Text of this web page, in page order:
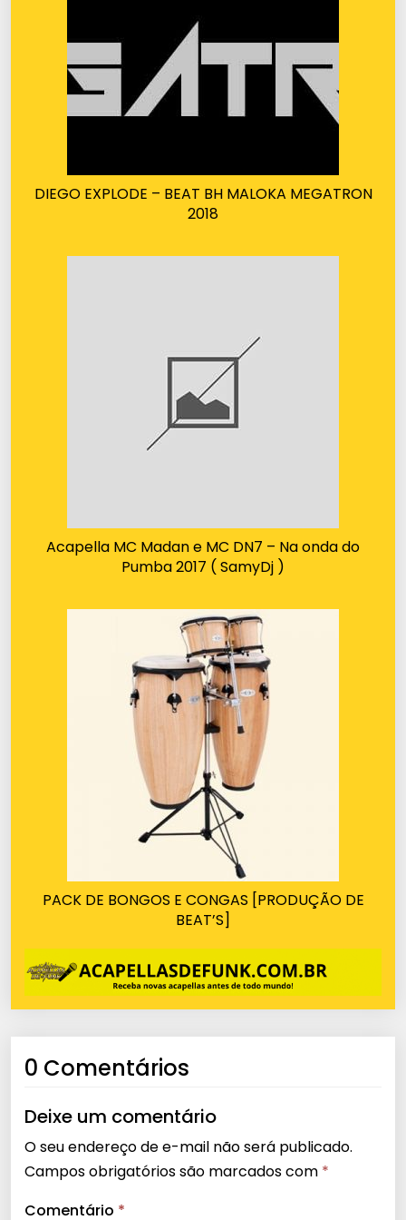
DIEGO EXPLODE – BEAT BH MALOKA MEGATRON
2018
Acapella MC Madan e MC DN7 – Na onda do
Pumba 2017 ( SamyDj )
PACK DE BONGOS E CONGAS [PRODUÇÃO DE
BEAT’S]
0 Comentários
Deixe um comentário
O seu endereço de e-mail não será publicado.
Campos obrigatórios são marcados com *
Comentário *